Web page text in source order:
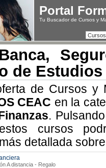
Portal
Tu Buscador de Cursos y
de Estudios
de Cursos y
CEAC en la
.
cursos
detallada
A distancia - Regalo